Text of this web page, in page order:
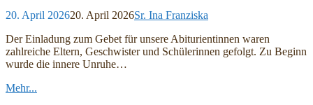
20. April 202620. April 2026Sr. Ina Franziska
Der Einladung zum Gebet für unsere Abiturientinnen waren
zahlreiche Eltern, Geschwister und Schülerinnen gefolgt. Zu Beginn
wurde die innere Unruhe…
Mehr...